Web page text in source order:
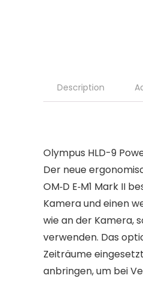
Description
Olympus HLD-9
Der neue
OM‑D E‑M1 Mark II
Kamera und einen
wie an der Kamera,
verwenden. Das
Zeiträume
anbringen, um bei